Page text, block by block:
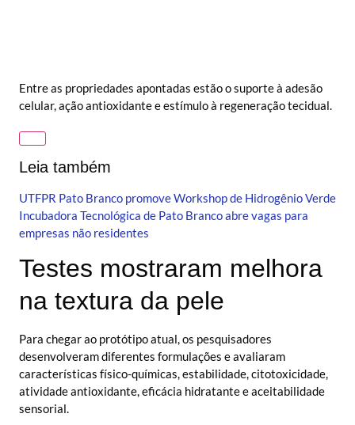
Entre as propriedades apontadas estão o suporte à adesão
celular, ação antioxidante e estímulo à regeneração tecidual.
Leia também
UTFPR Pato Branco promove Workshop de Hidrogênio Verde
Incubadora Tecnológica de Pato Branco abre vagas para
empresas não residentes
Testes mostraram melhora
na textura da pele
Para chegar ao protótipo atual, os pesquisadores
desenvolveram diferentes formulações e avaliaram
características físico-químicas, estabilidade, citotoxicidade,
atividade antioxidante, eficácia hidratante e aceitabilidade
sensorial.